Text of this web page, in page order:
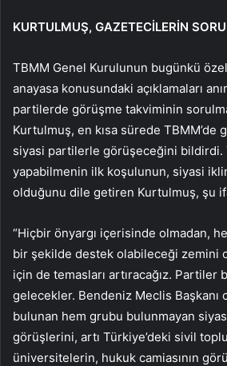
KURTULMUŞ, GAZETECİLERİN
TBMM Genel Kurulunun bugünkü
anayasa konusundaki açıklamaları
partilerde görüşme takviminin
Kurtulmuş, en kısa sürede TBMM’de
siyasi partilerle görüşeceğini bildirdi.
yapabilmenin ilk koşulunun, siyasi
olduğunu dile getiren Kurtulmuş, şu
“Hiçbir önyargı içerisinde olmadan,
bir şekilde destek olabileceği zemini
için de temasları artıracağız.
gelecekler. Bendeniz Meclis Başkanı
bulunan hem grubu bulunmayan
görüşlerini, artı Türkiye’deki sivil
üniversitelerin, hukuk camiasının